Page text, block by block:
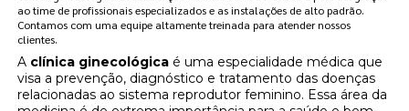
ao time de profissionais especializados e as instalações de alto padrão.
Contamos com uma equipe altamente treinada para atender nossos
clientes.
A clínica ginecológica é uma especialidade médica que
visa a prevenção, diagnóstico e tratamento das doenças
relacionadas ao sistema reprodutor feminino. Essa área da